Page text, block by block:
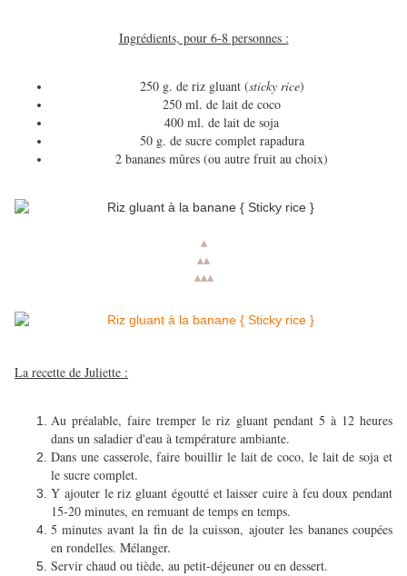
Ingrédients, pour 6-8 personnes :
250 g. de riz gluant(sticky rice)
250 ml. de lait de coco
400 ml. de lait de soja
50 g. de sucre complet rapadura
2 bananes mûres (ou autre fruit au choix)
▴
▴▴
▴▴▴
La recette de Juliette :
Au préalable, faire tremper le riz gluant pendant 5 à 12 heures
dans un saladier d'eau à température ambiante.
Dans une casserole, faire bouillir le lait de coco, le lait de soja et
le sucre complet.
Y ajouter le riz gluant égoutté et laisser cuire à feu doux pendant
15-20 minutes, en remuant de temps en temps.
5 minutes avant la fin de la cuisson, ajouter les bananes coupées
en rondelles. Mélanger.
Servir chaud ou tiède, au petit-déjeuner ou en dessert.